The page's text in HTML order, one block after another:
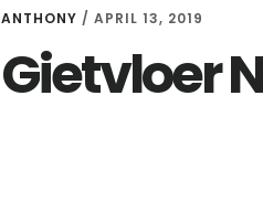
ANTHONY / APRIL 13, 2019
Gietvloer